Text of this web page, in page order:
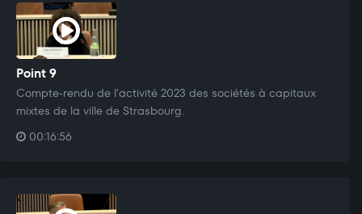
Point 9
Compte-rendu de l'activité 2023 des sociétés à capitaux
mixtes de la ville de Strasbourg.
00:16:56